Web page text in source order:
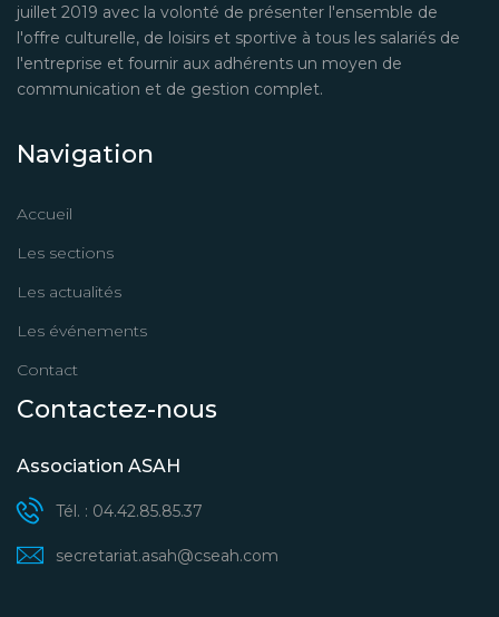
juillet 2019 avec la volonté de présenter l'ensemble de
l'offre culturelle, de loisirs et sportive à tous les salariés de
l'entreprise et fournir aux adhérents un moyen de
communication et de gestion complet.
Navigation
Accueil
Les sections
Les actualités
Les événements
Contact
Contactez-nous
Association ASAH
Tél. : 04.42.85.85.37
secretariat.asah@cseah.com